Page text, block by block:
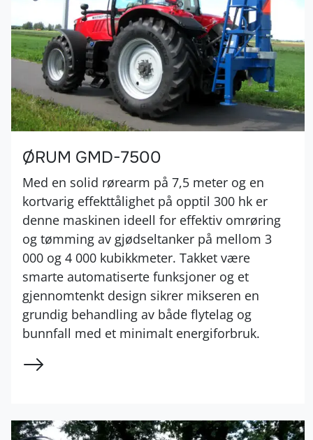
ØRUM GMD-7500
Med en solid rørearm på 7,5 meter og en
kortvarig effekttålighet på opptil 300 hk er
denne maskinen ideell for effektiv omrøring
og tømming av gjødseltanker på mellom 3
000 og 4 000 kubikkmeter. Takket være
smarte automatiserte funksjoner og et
gjennomtenkt design sikrer mikseren en
grundig behandling av både flytelag og
bunnfall med et minimalt energiforbruk.